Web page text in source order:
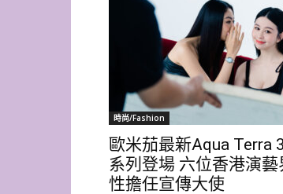
時尚/Fashion
歐米茄最新Aqua Terra
系列登場 六位香港演
性擔任宣傳大使